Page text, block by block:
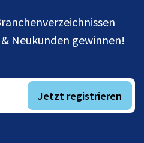
Neukunden gewinnen!
Jetzt registrieren